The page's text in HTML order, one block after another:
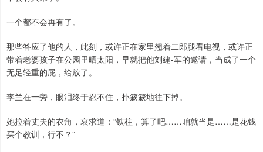
一个都不会再有了。
那些答应了他的人，此刻，或许正在家里翘着二郎腿看电视，或许正
带着老婆孩子在公园里晒太阳，早就把他刘建-军的邀请，当成了一个
无足轻重的屁，给放了。
李兰在一旁，眼泪终于忍不住，扑簌簌地往下掉。
她拉着丈夫的衣角，哀求道：“铁柱，算了吧……咱就当是……是花钱
买个教训，行不？”